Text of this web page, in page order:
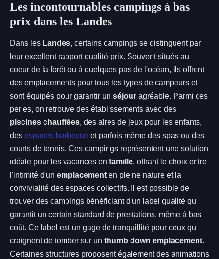
Les incontournables campings à bas
prix dans les Landes
Dans les Landes, certains campings se distinguent par
leur excellent rapport qualité-prix. Souvent situés au
coeur de la forêt ou à quelques pas de l'océan, ils offrent
des emplacements pour tous les types de campeurs et
sont équipés pour garantir un séjour agréable. Parmi ces
perles, on retrouve des établissements avec des
piscines chauffées, des aires de jeux pour les enfants,
des espaces barbecue et parfois même des spas ou des
courts de tennis. Ces campings représentent une solution
idéale pour les vacances en famille, offrant le choix entre
l'intimité d'un emplacement en pleine nature et la
convivialité des espaces collectifs. Il est possible de
trouver des campings bénéficiant d'un label qualité qui
garantit un certain standard de prestations, même à bas
coût. Ce label est un gage de tranquillité pour ceux qui
craignent de tomber sur un thumb down emplacement.
Certaines structures proposent également des animations